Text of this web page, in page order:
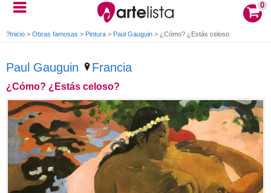
0
Inicio > Obras famosas > Pintura > Paul Gauguin > ¿Cómo? ¿Estás celoso?
Paul Gauguin Francia
¿Cómo? ¿Estás celoso?